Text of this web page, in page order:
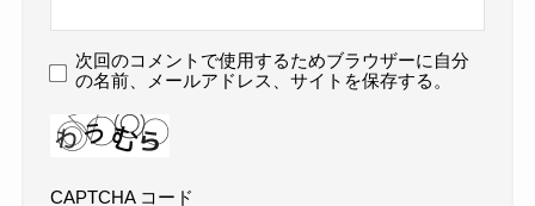
次回のコメントで使用するためブラウザーに自分
の名前、メールアドレス、サイトを保存する。
CAPTCHA コード